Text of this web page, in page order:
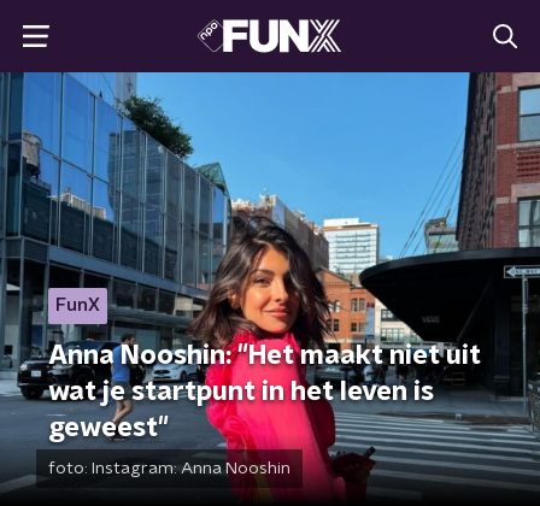
FunX
Anna Nooshin: "Het maakt niet uit
wat je startpunt in het leven is
geweest"
foto: Instagram: Anna Nooshin